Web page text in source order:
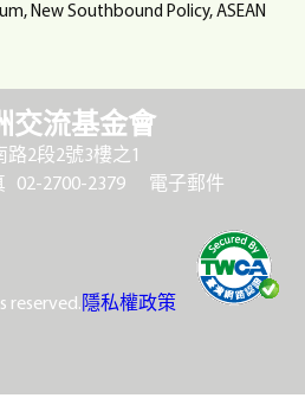
New Southbound Policy, ASEAN
交流基金會
路2段2號3樓之1
02-2700-2379
電子郵件
reserved.隱私權政策